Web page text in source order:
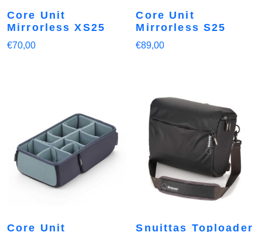
Core Unit
Mirrorless XS25
€70,00
Core Unit
Mirrorless S25
€89,00
Core Unit
Snuittas Toploader